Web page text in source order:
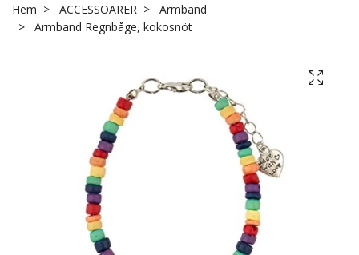
Hem ACCESSOARER
Armband
Armband Regnbåge, kokosnöt